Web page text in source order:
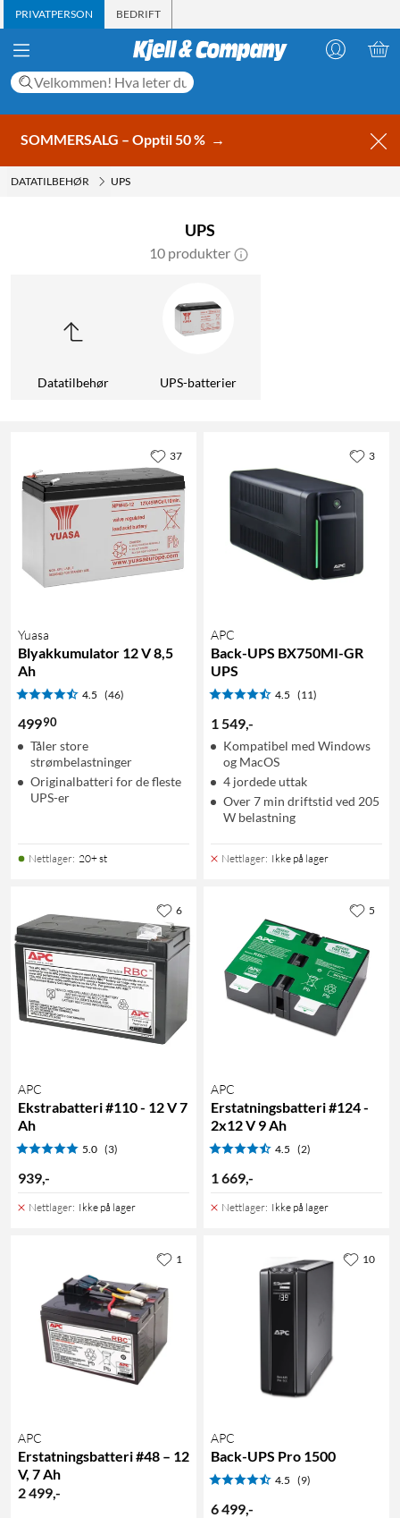
PRIVATPERSON BEDRIFT
SOMMERSALG – Opptil 50 % →
DATATILBEHØR UPS
UPS
10 produkter
Datatilbehør UPS-batterier
Yuasa
Blyakkumulator 12 V 8,5
Ah
4.5 (46)
49990
Tåler store
strømbelastninger
Originalbatteri for de fleste
UPS-er
Nettlager: 20+ st
37
APC
Back-UPS BX750MI-GR
UPS
4.5 (11)
1 549,-
Kompatibel med Windows
og MacOS
4 jordede uttak
Over 7 min driftstid ved 205
W belastning
Nettlager: Ikke på lager
3
APC
Ekstrabatteri #110 - 12 V 7
Ah
5.0 (3)
939,-
Nettlager: Ikke på lager
6
APC
Erstatningsbatteri #124 -
2x12 V 9 Ah
4.5 (2)
1 669,-
Nettlager: Ikke på lager
5
APC
Erstatningsbatteri #48 – 12
V, 7 Ah
2 499,-
1
APC
Back-UPS Pro 1500
4.5 (9)
6 499,-
10